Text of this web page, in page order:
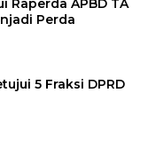
Raperda APBD TA
Perda
5 Fraksi DPRD